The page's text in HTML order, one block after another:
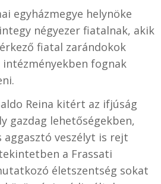
egyházmegye helynöke
négyezer fiatalnak, akik
fiatal zarándokok
fognak
Reina kitért az ifjúság
gazdag lehetőségekben,
aggasztó veszélyt is rejt
a Frassati
életszentség sokat